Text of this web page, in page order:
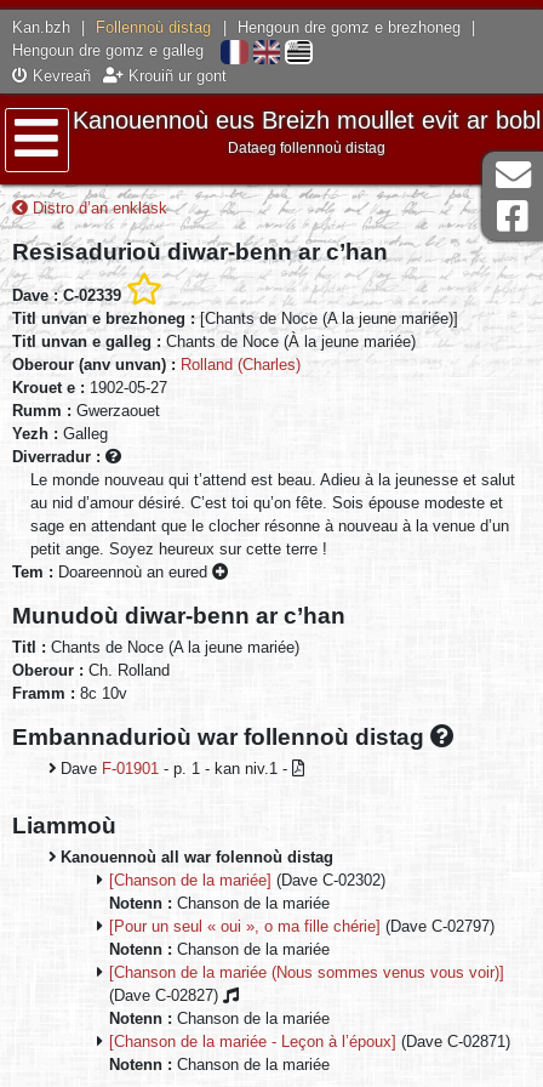
Kan.bzh Follennoù distag Hengoun dre gomz e brezhoneg
Hengoun dre gomz e galleg
Kevreañ
Krouiñ ur gont
Lañser
Kanouennoù eus Breizh moullet evit ar bobl
Dataeg follennoù distag
Distro d’an enklask
Resisadurioù diwar-benn ar c’han
Dave : C-02339
Titl unvan e brezhoneg :[Chants de Noce (A la jeune mariée)]
Titl unvan e galleg : Chants de Noce (À la jeune mariée)
Oberour (anv unvan) : Rolland (Charles)
Krouet e : 1902-05-27
Rumm : Gwerzaouet
Yezh : Galleg
Diverradur :
Le monde nouveau qui t’attend est beau. Adieu à la jeunesse et salut
au nid d’amour désiré. C’est toi qu’on fête. Sois épouse modeste et
sage en attendant que le clocher résonne à nouveau à la venue d’un
petit ange. Soyez heureux sur cette terre !
Tem : Doareennoù an eured
Munudoù diwar-benn ar c’han
Titl : Chants de Noce (A la jeune mariée)
Oberour : Ch. Rolland
Framm : 8c 10v
Embannadurioù war follennoù distag
Dave F-01901 - p. 1 - kan niv.1 -
Liammoù
Kanouennoù all war folennoù distag
[Chanson de la mariée] (Dave C-02302)
Notenn : Chanson de la mariée
[Pour un seul « oui », o ma fille chérie] (Dave C-02797)
Notenn : Chanson de la mariée
[Chanson de la mariée (Nous sommes venus vous voir)]
(Dave C-02827)
Notenn : Chanson de la mariée
[Chanson de la mariée - Leçon à l’époux] (Dave C-02871)
Notenn : Chanson de la mariée